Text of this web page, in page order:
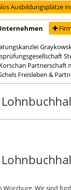
Ausbildungsplätze
Partnerschaft
Freisleben &
Würzburg. Wir sind